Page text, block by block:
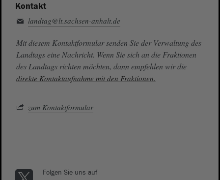
Kontakt
landtag@lt.sachsen-anhalt.de
Mit diesem Kontaktformular senden Sie der Verwaltung des
Landtags eine Nachricht. Wenn Sie sich an die Fraktionen
des Landtags richten möchten, dann empfehlen wir die
direkte Kontaktaufnahme mit den Fraktionen.
zum Kontaktformular
Folgen Sie uns auf